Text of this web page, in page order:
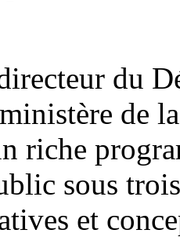
du
de
riche
sous
et